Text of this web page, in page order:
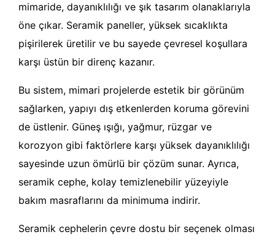
mimaride, dayanıklılığı ve şık tasarım olanaklarıyla
öne çıkar. Seramik paneller, yüksek sıcaklıkta
pişirilerek üretilir ve bu sayede çevresel koşullara
karşı üstün bir direnç kazanır.
Bu sistem, mimari projelerde estetik bir görünüm
sağlarken, yapıyı dış etkenlerden koruma görevini
de üstlenir. Güneş ışığı, yağmur, rüzgar ve
korozyon gibi faktörlere karşı yüksek dayanıklılığı
sayesinde uzun ömürlü bir çözüm sunar. Ayrıca,
seramik cephe, kolay temizlenebilir yüzeyiyle
bakım masraflarını da minimuma indirir.
Seramik cephelerin çevre dostu bir seçenek olması